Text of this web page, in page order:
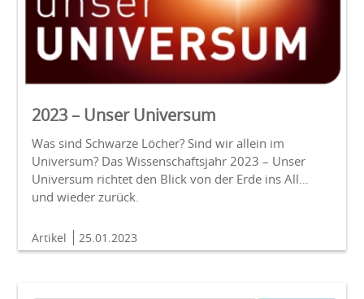
2023 – Unser Universum
Was sind Schwarze Löcher? Sind wir allein im
Universum? Das Wissenschaftsjahr 2023 – Unser
Universum richtet den Blick von der Erde ins All…
und wieder zurück.
Artikel 25.01.2023